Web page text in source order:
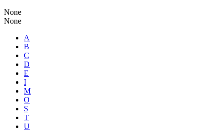
None
None
A
B
C
D
E
I
M
O
S
T
U